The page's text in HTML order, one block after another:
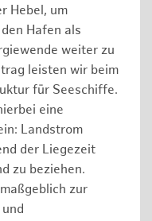
Hebel, um
Hafen als
weiter zu
leisten wir beim
für Seeschiffe.
eine
Landstrom
der Liegezeit
zu beziehen.
zur
und